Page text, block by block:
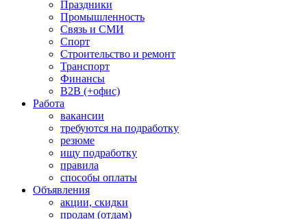
Праздники
Промышленность
Связь и СМИ
Спорт
Строительство и ремонт
Транспорт
Финансы
B2B (+офис)
Работа
вакансии
требуются на подработку
резюме
ищу подработку
правила
способы оплаты
Объявления
акции, скидки
продам (отдам)